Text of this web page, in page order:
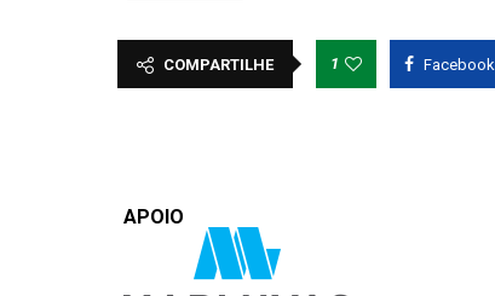
COMPARTILHE 1 Facebook
APOIO